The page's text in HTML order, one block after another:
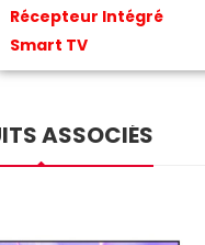
Récepteur Intégré
Smart TV
ASSOCIÉS